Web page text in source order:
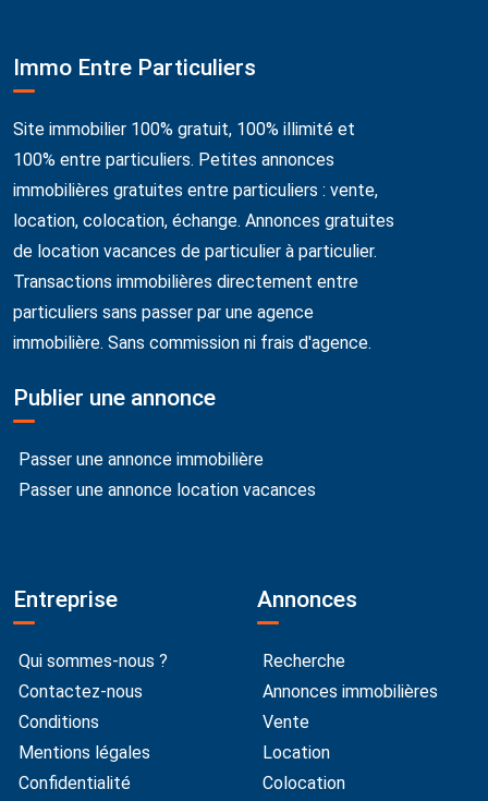
Immo Entre Particuliers
Site immobilier 100% gratuit, 100% illimité et
100% entre particuliers. Petites annonces
immobilières gratuites entre particuliers : vente,
location, colocation, échange. Annonces gratuites
de location vacances de particulier à particulier.
Transactions immobilières directement entre
particuliers sans passer par une agence
immobilière. Sans commission ni frais d'agence.
Publier une annonce
Passer une annonce immobilière
Passer une annonce location vacances
Entreprise
Qui sommes-nous ?
Contactez-nous
Conditions
Mentions légales
Confidentialité
Annonces
Recherche
Annonces immobilières
Vente
Location
Colocation